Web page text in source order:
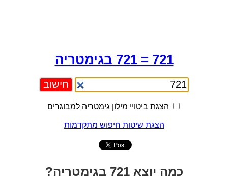
721 = 721 בגימטריה
הצגת ביטויי מילון גימטריה למבוגרים
הצגת שיטות חיפוש מתקדמות
כמה יוצא 721 בגימטריה?